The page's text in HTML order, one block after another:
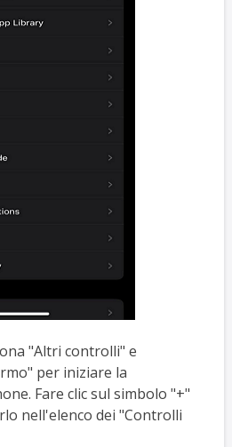
"Altri controlli" e
per iniziare la
Fare clic sul simbolo "+"
nell'elenco dei "Controlli